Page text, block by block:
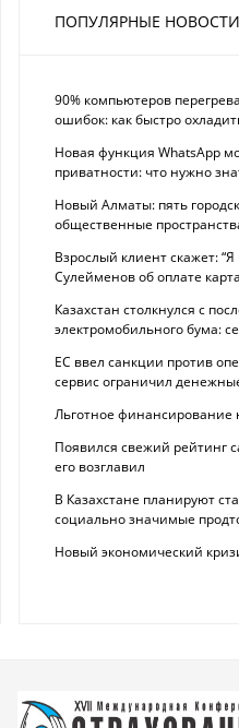
ПОПУЛЯРНЫЕ НОВОСТИ
90% компьютеров
ошибок: как быстро
Новая функция WhatsApp
приватности: что нужно
Новый Алматы: пять
общественные
Взрослый клиент скажет:
Сулейменов об оплате
Казахстан столкнулся с
электромобильного бума:
ЕС ввел санкции против
сервис ограничил
Льготное финансирование
Появился свежий рейтинг
его возглавил
В Казахстане планируют
социально значимые
Новый экономический